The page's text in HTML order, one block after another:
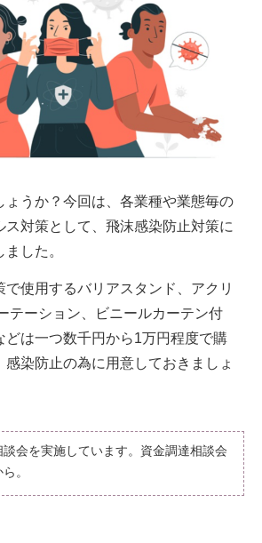
ょうか？今回は、各業種や業態毎の
ス対策として、飛沫感染防止対策に
した。
で使用するバリアスタンド、アクリ
テーション、ビニールカーテン付
どは一つ数千円から1万円程度で購
感染防止の為に用意しておきましょ
談会を実施しています。資金調達相談会
。